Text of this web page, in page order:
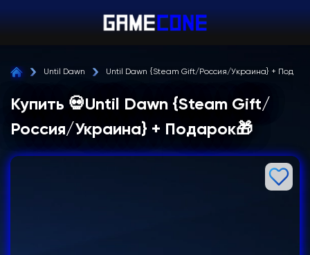
Until Dawn Until Dawn {Steam Gift/Россия/Украина} +
Купить 💀Until Dawn {Steam Gift/
Россия/Украина} + Подарок🎁